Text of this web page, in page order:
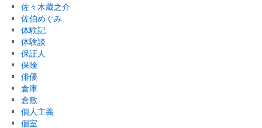
佐々木蔵之介
佐伯めぐみ
体験記
体験談
保証人
保険
俳優
倉庫
倉敷
個人主義
個室